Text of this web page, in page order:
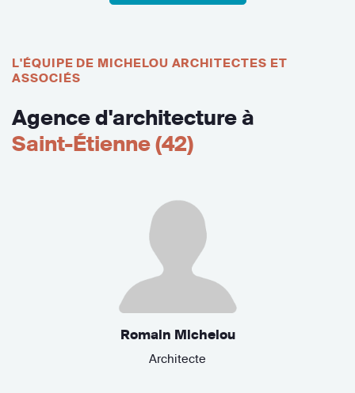
L'ÉQUIPE DE MICHELOU ARCHITECTES ET
ASSOCIÉS
Agence d'architecture à
Saint-Étienne (42)
Romain Michelou
Architecte